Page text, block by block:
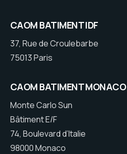
CAOM BATIMENT IDF
37, Rue de Croulebarbe
75013 Paris
CAOM BATIMENT MONACO
Monte Carlo Sun
Bâtiment E/F
74, Boulevard d’Italie
98000 Monaco